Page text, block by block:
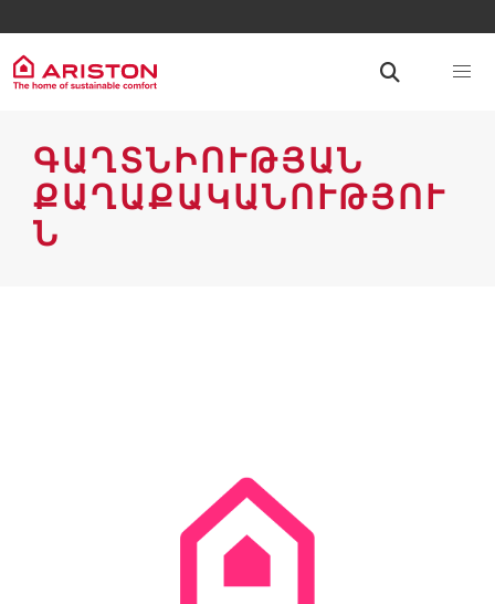
ԳԱՂՏՆԻՈՒԹՅԱՆ
ՔԱՂԱՔԱԿԱՆՈՒԹՅՈՒ
Ն